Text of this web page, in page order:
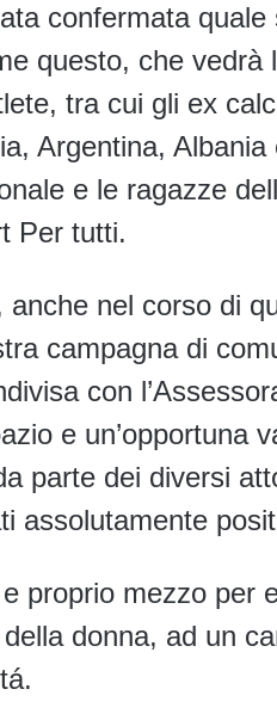
confermata
questo, che vedrà
tra cui gli ex
Argentina,
e le ragazze
Per tutti.
nel corso di
campagna di
con
e un’opportuna
parte dei diversi
assolutamente
proprio mezzo per
donna, ad un